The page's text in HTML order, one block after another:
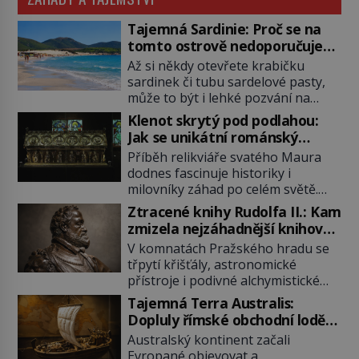
Tajemná Sardinie: Proč se na
tomto ostrově nedoporučuje
pytlovat „mořské brambory“?
Až si někdy otevřete krabičku
sardinek či tubu sardelové pasty,
může to být i lehké pozvání na
cestu do srdce Středozemního
moře, na ostrov hrdých Sardů.
Věděli jste, že to byl právě italský
ostrov Sardinie, jenž těmto
produktům moře propůjčil své
jméno. Co dalšího je pro Sardinii
typické a pro Středoevropana
zajímavé? Na mapách má […]
Klenot skrytý pod podlahou:
Jak se unikátní románský
poklad dostal do zapadlého
Bečova?
Příběh relikviáře svatého Maura
dodnes fascinuje historiky i
milovníky záhad po celém světě.
Tato románská zlatnická památka
ze 13. století je po českých
korunovačních klenotech druhým
nejcennějším movitým majetkem v
České republice. Přestože byl
klenot v roce 1985 po dramatickém
pátrání kriminalistů úspěšně
nalezen, jeho minulost stále
obestírá hustá mlha. Otázky, jak
přesně se tato […]
Ztracené knihy Rudolfa II.: Kam
zmizela nejzáhadnější knihovna
Evropy?
V komnatách Pražského hradu se
třpytí křišťály, astronomické
přístroje i podivné alchymistické
rukopisy. Císař Rudolf II.
shromažďuje vše, co souvisí s
tajemstvím přírody, hvězd i
lidského poznání. Jenže po jeho
Tajemná Terra Australis:
Dopluly římské obchodní lodě
až do Austrálie?
Australský kontinent začali